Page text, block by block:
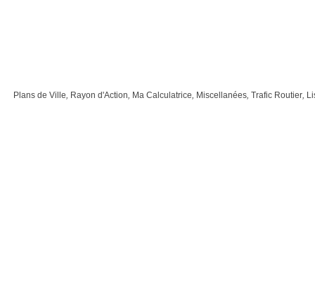
Plans de Ville, Rayon d'Action, Ma Calculatrice, Miscellanées, Trafic Routier,